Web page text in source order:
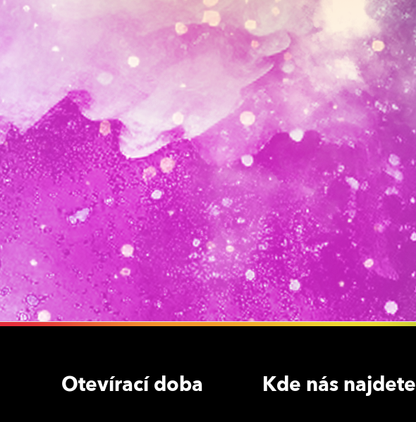
Otevírací doba Kde nás najdete